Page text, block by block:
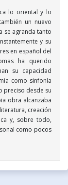
lo oriental y lo
un nuevo
se agranda tanto
y su
en español del
ha querido
su capacidad
como sinfonía
preciso desde su
obra alcanzaba
creación
y, sobre todo,
como pocos